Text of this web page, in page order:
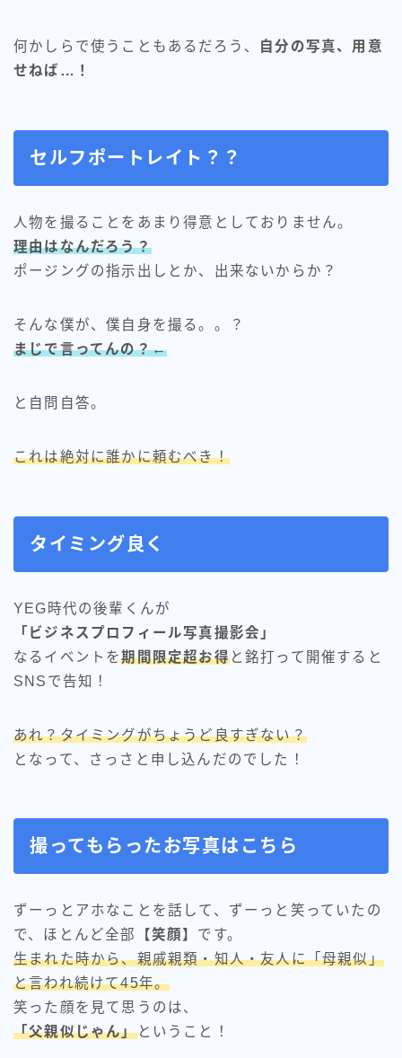
何かしらで使うこともあるだろう、
自分の写真、用意
せねば…！
セルフポートレイト？？
人物を撮ることをあまり得意としておりません。
理由はなんだろう？
ポージングの指示出しとか、出来ないからか？
そんな僕が、僕自身を撮る。。？
まじで言ってんの？←
と自問自答。
これは絶対に誰かに頼むべき！
タイミング良く
YEG時代の後輩くんが
「ビジネスプロフィール写真撮影会」
なるイベントを期間限定超お得と銘打って開催すると
SNSで告知！
あれ？タイミングがちょうど良すぎない？
となって、さっさと申し込んだのでした！
撮ってもらったお写真はこちら
ずーっとアホなことを話して、ずーっと笑っていたの
で、ほとんど全部
【笑顔】 です。
生まれた時から、親戚親類・知人・友人に「母親似」
と言われ続けて45年。
笑った顔を見て思うのは、
「父親似じゃん」ということ！